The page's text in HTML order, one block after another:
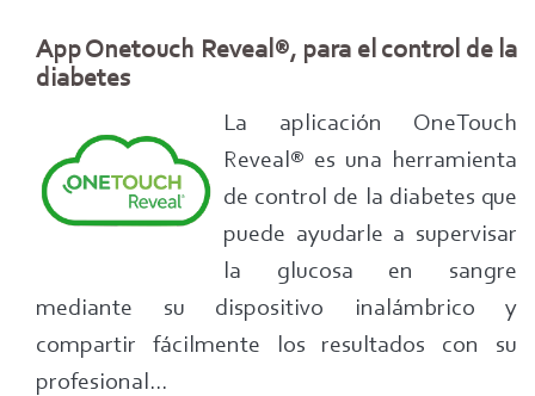
App Onetouch Reveal®, para el control de la
diabetes
La aplicación OneTouch
Reveal® es una herramienta
de control de la diabetes que
puede ayudarle a supervisar
la glucosa en sangre
mediante su dispositivo inalámbrico y
compartir fácilmente los resultados con su
profesional...